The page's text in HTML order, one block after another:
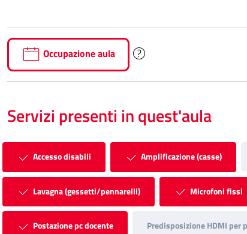
Occupazione aula
Servizi presenti in quest'aula
Accesso disabili Amplificazione (casse)
Lavagna (gessetti/pennarelli) Microfoni fissi
Postazione pc docente Predisposizione HDMI per